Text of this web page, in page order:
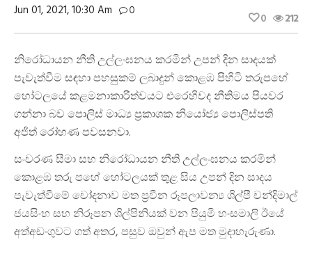
Jun 01, 2021, 10:30 Am 0 212
0
නිරෝධායන නීති උල්ලංඝනය කරමින් උපන් දින සාදයක්
පැවැත්වීම සඳහා පහසුකම් ලබාදුන් කොළඹ පිහිටි තරුපහේ
හෝටලයේ කළමනාකාරීත්වයට එරෙහිවද නීතිමය පියවර
ගන්නා බව පොලිස් මාධ්‍ය ප්‍රකාශක නියෝජ්‍ය පොලිස්පති
අජිත් රෝහණ පවසනවා.
සංචරණ සීමා සහ නිරෝධායන නීති උල්ලංඝනය කරමින්
කොළඹ තරු පහේ හෝටලයක් තුළ සිය උපන් දින සාදය
පැවැත්වීමේ චෝදනාව මත ප්‍රවීන රූපලාවන්‍ය ශිල්පී චන්දිමාල්
ජයසිංහ සහ නිරූපන ශිල්පිනියක් වන පියුමි හංසමාලි ඊයේ
අත්අඩංගුවට ගත් අතර, පසුව ඔවුන් ඇප මත මුදාහැරුණා.